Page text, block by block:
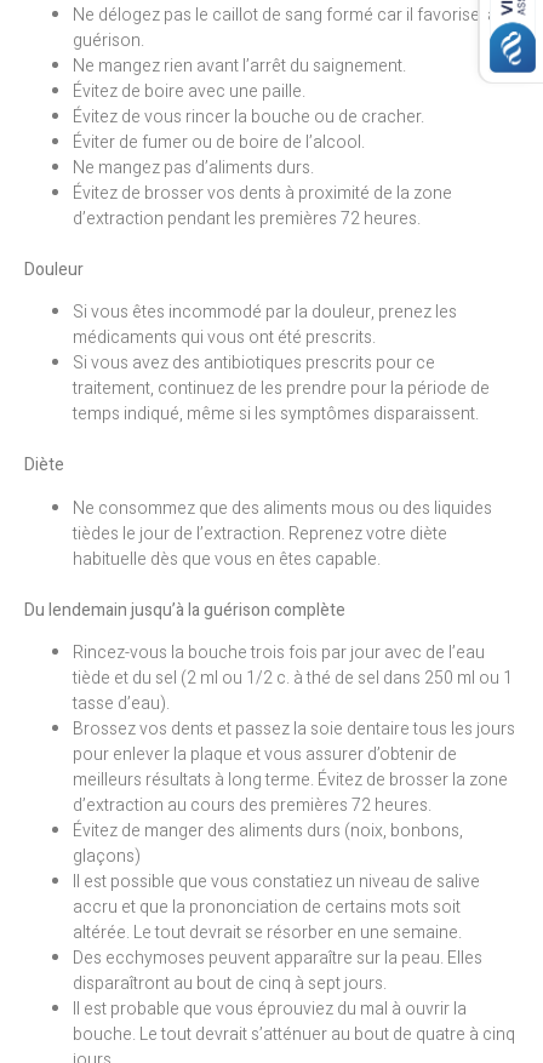
Ne délogez pas le caillot de sang formé car il favorise la
guérison.
Ne mangez rien avant l’arrêt du saignement.
Évitez de boire avec une paille.
Évitez de vous rincer la bouche ou de cracher.
Éviter de fumer ou de boire de l’alcool.
Ne mangez pas d’aliments durs.
Évitez de brosser vos dents à proximité de la zone
d’extraction pendant les premières 72 heures.
Douleur
Si vous êtes incommodé par la douleur, prenez les
médicaments qui vous ont été prescrits.
Si vous avez des antibiotiques prescrits pour ce
traitement, continuez de les prendre pour la période de
temps indiqué, même si les symptômes disparaissent.
Diète
Ne consommez que des aliments mous ou des liquides
tièdes le jour de l’extraction. Reprenez votre diète
habituelle dès que vous en êtes capable.
Du lendemain jusqu’à la guérison complète
Rincez-vous la bouche trois fois par jour avec de l’eau
tiède et du sel (2 ml ou 1/2 c. à thé de sel dans 250 ml ou 1
tasse d’eau).
Brossez vos dents et passez la soie dentaire tous les jours
pour enlever la plaque et vous assurer d’obtenir de
meilleurs résultats à long terme. Évitez de brosser la zone
d’extraction au cours des premières 72 heures.
Évitez de manger des aliments durs (noix, bonbons,
glaçons)
Il est possible que vous constatiez un niveau de salive
accru et que la prononciation de certains mots soit
altérée. Le tout devrait se résorber en une semaine.
Des ecchymoses peuvent apparaître sur la peau. Elles
disparaîtront au bout de cinq à sept jours.
Il est probable que vous éprouviez du mal à ouvrir la
bouche. Le tout devrait s’atténuer au bout de quatre à cinq